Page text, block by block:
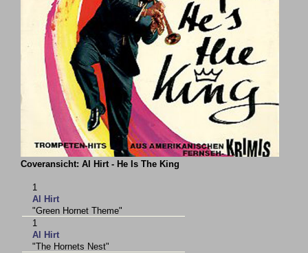
Coveransicht: Al Hirt - He Is The King
1
Al Hirt
"Green Hornet Theme"
1
Al Hirt
"The Hornets Nest"